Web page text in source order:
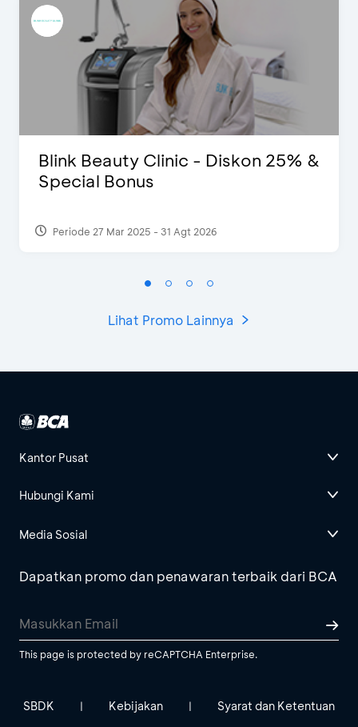
Blink Beauty Clinic - Diskon 25% &
Special Bonus
Periode 27 Mar 2025 - 31 Agt 2026
Lihat Promo Lainnya
Kantor Pusat
Hubungi Kami
Media Sosial
Dapatkan promo dan penawaran terbaik dari BCA
This page is protected by reCAPTCHA Enterprise.
SBDK | Kebijakan | Syarat dan Ketentuan